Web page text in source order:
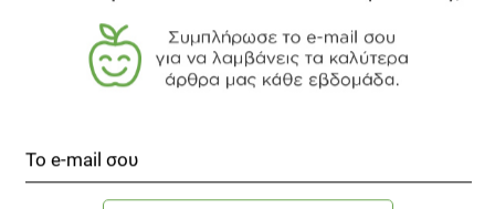
ΣΟΦΊΑ ΒΡΥΏΝΗ
TOPICS